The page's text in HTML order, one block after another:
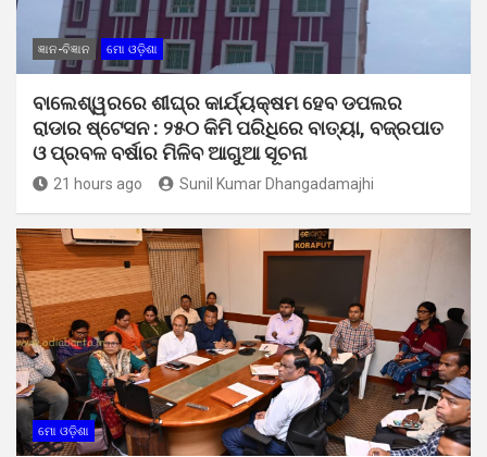
ଜ୍ଞାନ-ବିଜ୍ଞାନ ମୋ ଓଡ଼ିଶା
ବାଲେଶ୍ୱରରେ ଶୀଘ୍ର କାର୍ଯ୍ୟକ୍ଷମ ହେବ ଡପଲର
ରାଡାର ଷ୍ଟେସନ : ୨୫୦ କିମି ପରିଧିରେ ବାତ୍ୟା, ବଜ୍ରପାତ
ଓ ପ୍ରବଳ ବର୍ଷାର ମିଳିବ ଆଗୁଆ ସୂଚନା
21 hours ago Sunil Kumar Dhangadamajhi
ମୋ ଓଡ଼ିଶା